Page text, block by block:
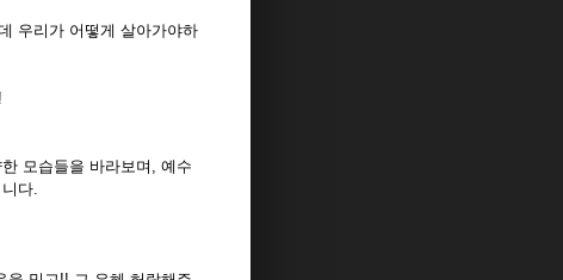
우리가 어떻게 살아가야하
모습들을 바라보며, 예수
다.